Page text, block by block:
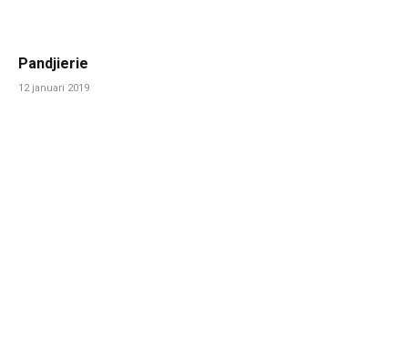
Pandjierie
12 januari 2019